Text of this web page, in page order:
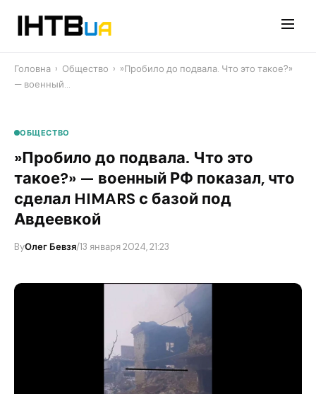
Головна › Общество › ​»Пробило до подвала. Что это такое?»
— военный…
ОБЩЕСТВО
​»Пробило до подвала. Что это
такое?» — военный РФ показал, что
сделал HIMARS с базой под
Авдеевкой
ByОлег Бевзя/13 января 2024, 21:23